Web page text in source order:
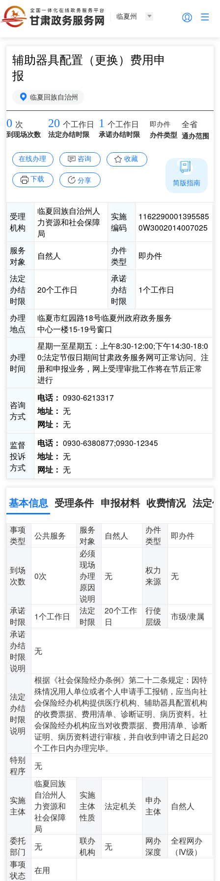
临夏州
辅助器具配置（更换）费用申
报
临夏回族自治州
0 次
到现场次数
20 个工作日
法定办结时限
1 个工作日
承诺办结时限
即办件
办件类型
全省
通办范围
在线办理 咨询 收藏
下载 分享
受理
机构
临夏回族自治州人
力资源和社会保障
局
实施
编码
1162290001395585
0W3002014007025
服务
对象
自然人
办件
类型
即办件
法定
办结
时限
20个工作日
承诺
办结
时限
1个工作日
办理
地点
临夏市红园路18号临夏州政府政务服务
中心一楼15-19号窗口
办理
时间
星期一至星期五：上午8:30-12:00;下午14:30-18:0
0;法定节假日期间甘肃政务服务网可正常访问、注
册和申报业务，网上受理审批工作将在节后正常
进行
咨询
方式
电话： 0930-6213317
地址： 无
网址： 无
监督
投诉
方式
电话： 0930-6380877;0930-12345
地址： 无
网址： 无
简版指南
基本信息 受理条件 申报材料 收费情况 法定
事项
类型
公共服务
服务
对象
自然人
办件
类型
即办件
到场
次数
0次
必须
现场
办理
原因
说明
无
权力
来源
无
承诺
时限
1个工作日
法定
时限
20个工作
日
行使
层级
市级/隶属
承诺
办结
时限
说明
无
法定
办结
时限
说明
根据《社会保险经办条例》第二十二条规定：因特
殊情况用人单位或者个人申请手工报销，应当向社
会保险经办机构提供医疗机构、辅助器具配置机构
的收费票据、费用清单、诊断证明、病历资料。社
会保险经办机构应当对收费票据、费用清单、诊断
证明、病历资料进行审核，并自收到申请之日起20
个工作日内办理完毕。
特别
程序
无
实施
主体
临夏回族
自治州人
力资源和
社会保障
局
实施
主体
性质
法定机关
申办
主体
自然人
委托
部门
无
联办
机构
无
网办
深度
全程网办
（Ⅳ级）
事项
状态
在用